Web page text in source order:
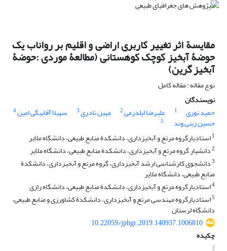
مقایسة اثر تغییر کاربری اراضی و اقلیم بر رواناب یک
حوضۀ آبخیز کوچک کوهستانی (مطالعۀ موردی :حوضۀ
آبخیز گرین)
نوع مقاله : مقاله کامل
نویسندگان
حمید نوری
1 علیرضا ایلدرمی2 مهین نادری3 سهیلا آقابیگی امین4
حسین زینی وند
5
1استادیارگروه مرتع و آبخیزداری، دانشکدة منابع طبیعی، دانشگاه ملایر
2دانشیار گروه مرتع و آبخیزداری، دانشکدة منابع طبیعی، دانشگاه ملایر
3دانشجوی کارشناسی ارشد آبخیزداری، گروه مرتع و آبخیزداری، دانشکدة
منابع طبیعی، دانشگاه ملایر
4استادیارگروه مرتع و آبخیزداری، دانشکدة منابع طبیعی، دانشگاه رازی
5استادیارگروه مهندسی مرتع و آبخیزداری، دانشکدة کشاورزی و منابع طبیعی،
دانشگاه لرستان
10.22059/jphgr.2019.140937.1006810
چکیده